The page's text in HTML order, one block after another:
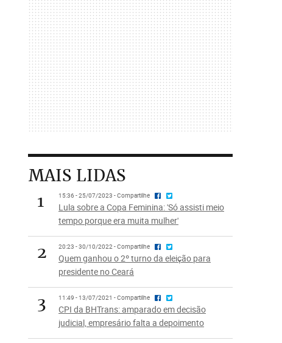
MAIS LIDAS
1
15:36 - 25/07/2023 - Compartilhe
Lula sobre a Copa Feminina: 'Só assisti meio
tempo porque era muita mulher'
2 20:23 - 30/10/2022 - Compartilhe
Quem ganhou o 2º turno da eleição para
presidente no Ceará
3 11:49 - 13/07/2021 - Compartilhe
CPI da BHTrans: amparado em decisão
judicial, empresário falta a depoimento